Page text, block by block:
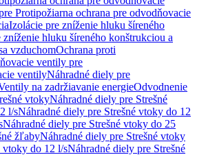
Protipožiarna ochrana pre odvodňovacie
Izolácie pre zníženie hluku šíreného
zníženie hluku šíreného konštrukciou a
vzduchomOchrana proti
ventily pre
ventilyNáhradné diely pre
na zadržiavanie energieOdvodnenie
vtokyNáhradné diely pre Strešné
l/sNáhradné diely pre Strešné vtoky do 12
Náhradné diely pre Strešné vtoky do 25
žľabyNáhradné diely pre Strešné vtoky
vtoky do 12 l/sNáhradné diely pre Strešné